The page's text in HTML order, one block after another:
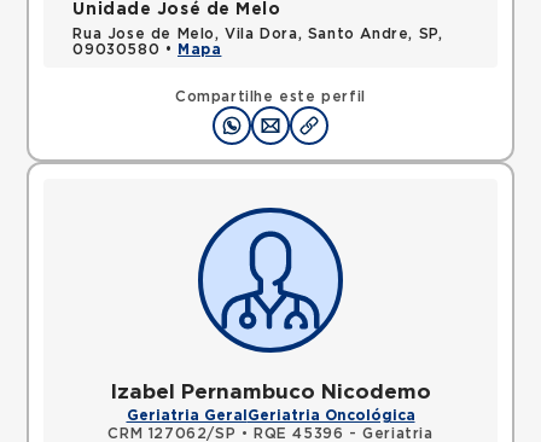
Compartilhe este perfil
Unidade José de Melo
Rua Jose de Melo, Vila Dora, Santo Andre, SP,
09030580 •
Mapa
Izabel Pernambuco Nicodemo
Geriatria Geral Geriatria Oncológica
CRM 127062/SP •
RQE 45396 - Geriatria